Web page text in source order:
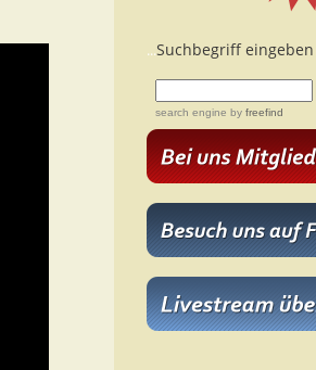
...Suchbegriff eingeben
search engine by freefind